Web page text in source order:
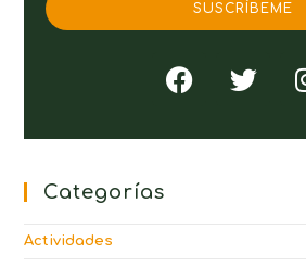
SUSCRÍBEME
Categorías
Actividades